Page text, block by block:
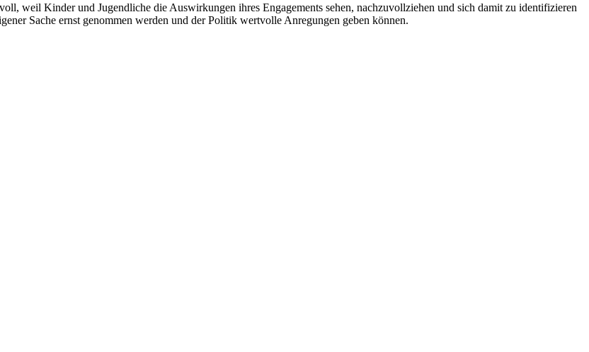
weil Kinder und Jugendliche die Auswirkungen ihres Engagements sehen, nachzuvollziehen und sich damit zu identifizieren
Sache ernst genommen werden und der Politik wertvolle Anregungen geben können.